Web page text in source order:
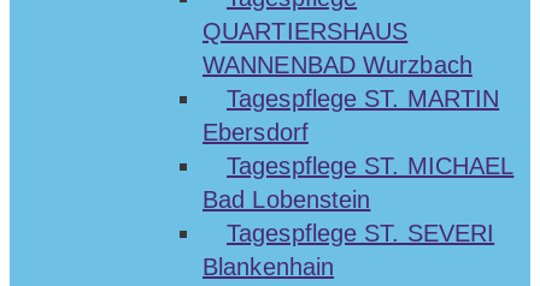
QUARTIERSHAUS
WANNENBAD Wurzbach
Tagespflege ST. MARTIN
Ebersdorf
Tagespflege ST. MICHAEL
Bad Lobenstein
Tagespflege ST. SEVERI
Blankenhain